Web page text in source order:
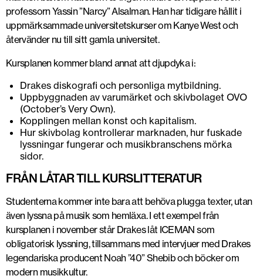
professorn Yassin ”Narcy” Alsalman. Han har tidigare hållit i
uppmärksammade universitetskurser om Kanye West och
återvänder nu till sitt gamla universitet.
Kursplanen kommer bland annat att djupdyka i:
Drakes diskografi och personliga mytbildning.
Uppbyggnaden av varumärket och skivbolaget OVO
(October’s Very Own).
Kopplingen mellan konst och kapitalism.
Hur skivbolag kontrollerar marknaden, hur fuskade
lyssningar fungerar och musikbranschens mörka
sidor.
FRÅN LÅTAR TILL KURSLITTERATUR
Studenterna kommer inte bara att behöva plugga texter, utan
även lyssna på musik som hemläxa. I ett exempel från
kursplanen i november står Drakes låt ICEMAN som
obligatorisk lyssning, tillsammans med intervjuer med Drakes
legendariska producent Noah ”40” Shebib och böcker om
modern musikkultur.